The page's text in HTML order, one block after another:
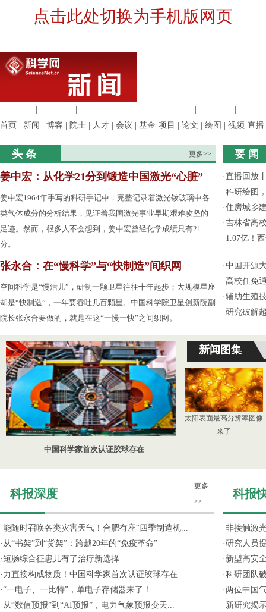
点击此处切换为手机版网页
首页
新闻 博客 院士 人才 会议 基金·项目 论文 绘图 视频·直播
头 条 更多>>
姜中宏：从化学21分到锻造中国激光“心脏”
姜中宏1964年手写的科研手记中，完整记录着激光钕玻璃中各
类气体成分的分析结果，见证着我国激光事业早期艰难攻坚的
足迹。然而，很多人不会想到，姜中宏曾经化学成绩只有21
分。
张永合：在“慢科学”与“快制造”间织网
空间科学是“慢活儿”，研制一颗卫星往往十年起步；大规模星座
却是“快制造”，一年要吞吐几百颗星。中国科学院卫星创新院副
院长张永合要做的，就是在这“一慢一快”之间织网。
要 闻
·直播回放
·科研绘图
·住房城乡
·吉林省高
· 1.07亿！
·中国开源
· 高校任免
·辅助生殖
·研究破解
中国科学家首次认证胶球存在
新闻图集
太阳表面最高分辨率图像
来了
科报深度
更多
>>
·能随时召唤各类灾害天气！合肥有座“四季制造机...
· 从“书架”到“货架”：跨越20年的“免疫革命”
· 短肠综合征患儿有了治疗新选择
· 力直接构成物质！中国科学家首次认证胶球存在
·“一电子、一比特”，单电子存储器来了！
· 从“数值预报”到“AI预报”，电力气象预报变天...
科报
·非接触激
·研究人员
· 新型高安
·科研团队
· 两位中国
· 新研究揭